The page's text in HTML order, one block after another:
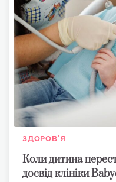
ЗДОРОВʼЯ
Коли дитина
досвід клініки